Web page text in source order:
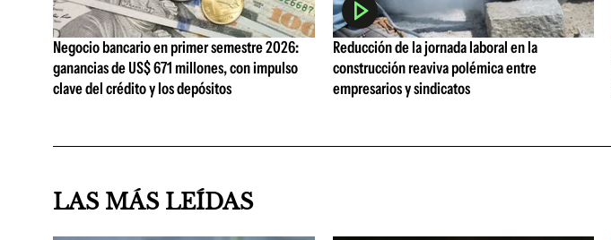
Negocio bancario en primer semestre 2026:
ganancias de US$ 671 millones, con impulso
clave del crédito y los depósitos
Reducción de la jornada laboral en la
construcción reaviva polémica entre
empresarios y sindicatos
LAS MÁS LEÍDAS